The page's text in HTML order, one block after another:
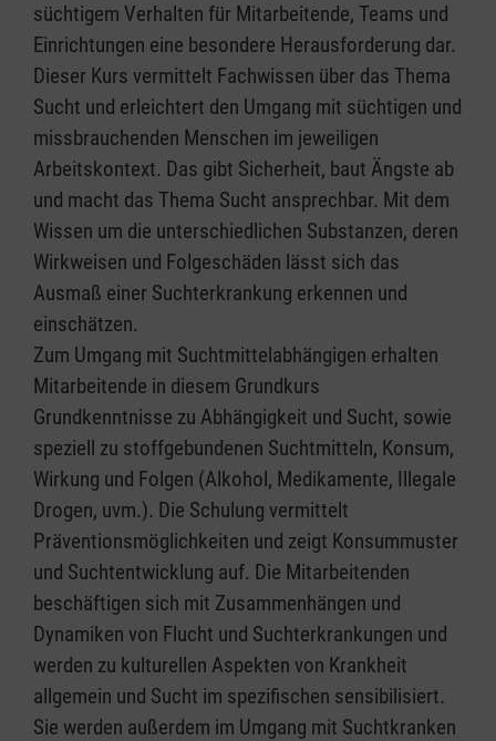
süchtigem Verhalten für Mitarbeitende, Teams und
Einrichtungen eine besondere Herausforderung dar.
Dieser Kurs vermittelt Fachwissen über das Thema
Sucht und erleichtert den Umgang mit süchtigen und
missbrauchenden Menschen im jeweiligen
Arbeitskontext. Das gibt Sicherheit, baut Ängste ab
und macht das Thema Sucht ansprechbar. Mit dem
Wissen um die unterschiedlichen Substanzen, deren
Wirkweisen und Folgeschäden lässt sich das
Ausmaß einer Suchterkrankung erkennen und
einschätzen.
Zum Umgang mit Suchtmittelabhängigen erhalten
Mitarbeitende in diesem Grundkurs
Grundkenntnisse zu Abhängigkeit und Sucht, sowie
speziell zu stoffgebundenen Suchtmitteln, Konsum,
Wirkung und Folgen (Alkohol, Medikamente, Illegale
Drogen, uvm.). Die Schulung vermittelt
Präventionsmöglichkeiten und zeigt Konsummuster
und Suchtentwicklung auf. Die Mitarbeitenden
beschäftigen sich mit Zusammenhängen und
Dynamiken von Flucht und Suchterkrankungen und
werden zu kulturellen Aspekten von Krankheit
allgemein und Sucht im spezifischen sensibilisiert.
Sie werden außerdem im Umgang mit Suchtkranken